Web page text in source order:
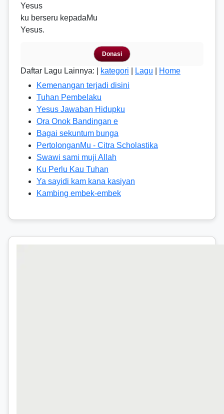
Yesus
ku berseru kepadaMu
Yesus.
Donasi
Daftar Lagu Lainnya: | kategori Lagu
Home
Kemenangan terjadi disini
Tuhan Pembelaku
Yesus Jawaban Hidupku
Ora Onok Bandingan e
Bagai sekuntum bunga
PertolonganMu - Citra Scholastika
Swawi sami muji Allah
Ku Perlu Kau Tuhan
Ya sayidi kam kana kasiyan
Kambing embek-embek